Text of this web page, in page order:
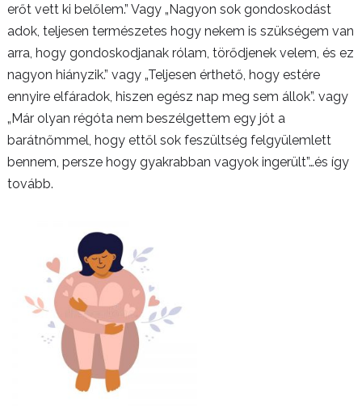
erőt vett ki belőlem.” Vagy „Nagyon sok gondoskodást
adok, teljesen természetes hogy nekem is szükségem van
arra, hogy gondoskodjanak rólam, törődjenek velem, és ez
nagyon hiányzik.” vagy „Teljesen érthető, hogy estére
ennyire elfáradok, hiszen egész nap meg sem állok”. vagy
„Már olyan régóta nem beszélgettem egy jót a
barátnőmmel, hogy ettől sok feszültség felgyülemlett
bennem, persze hogy gyakrabban vagyok ingerült”…és így
tovább.